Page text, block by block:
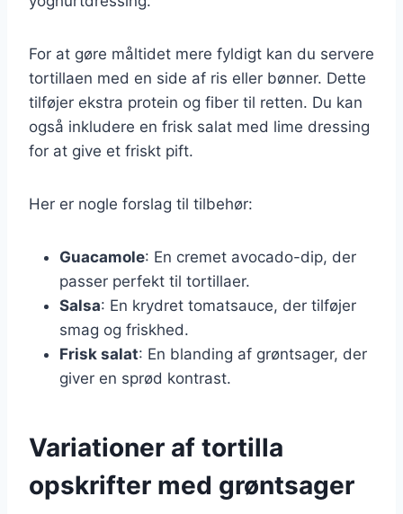
For at gøre måltidet mere fyldigt kan du servere
tortillaen med en side af ris eller bønner. Dette
tilføjer ekstra protein og fiber til retten. Du kan
også inkludere en frisk salat med lime dressing
for at give et friskt pift.
Her er nogle forslag til tilbehør:
Guacamole: En cremet avocado-dip, der
passer perfekt til tortillaer.
Salsa: En krydret tomatsauce, der tilføjer
smag og friskhed.
Frisk salat: En blanding af grøntsager, der
giver en sprød kontrast.
Variationer af tortilla
opskrifter med grøntsager